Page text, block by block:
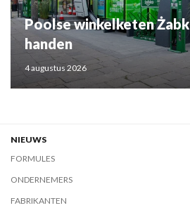
Poolse winkelketen
handen
4 augustus 2026
NIEUWS
FORMULES
ONDERNEMERS
FABRIKANTEN